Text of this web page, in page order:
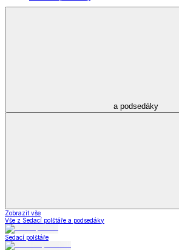
a podsedáky
Zobrazit vše
Vše z Sedací polštáře a podsedáky
Sedací polštáře